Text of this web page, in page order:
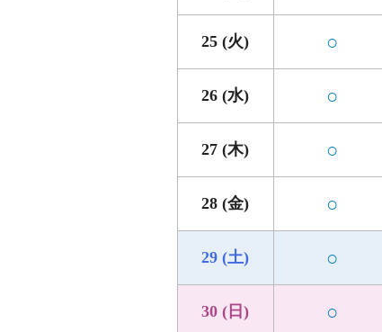
25 (火) ○
26 (水) ○
27 (木) ○
28 (金) ○
29 (土) ○
30 (日) ○